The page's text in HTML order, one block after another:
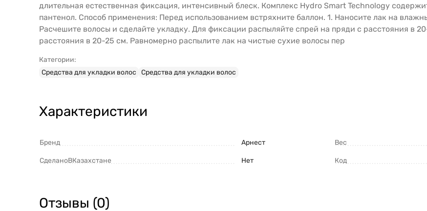
длительная естественная фиксация, интенсивный блеск. Комплекс Hydro Smart Technology
пантенол. Способ применения: Перед использованием встряхните баллон. 1. Наносите лак на
Расчешите волосы и сделайте укладку. Для фиксации распыляйте спрей на пряди с расстояния в
расстояния в 20-25 см. Равномерно распылите лак на чистые сухие волосы пер
Категории:
Средства для укладки волос
Средства для укладки волос
Характеристики
Бренд Арнест
СделаноВКазахстане Нет
Вес
Код
Отзывы (0)